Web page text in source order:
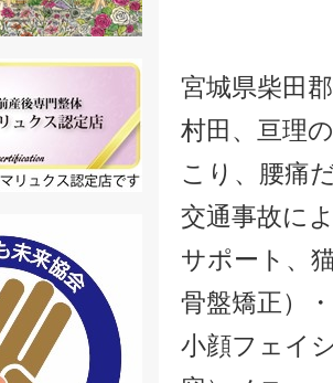
宮城県柴田
村田、亘理
こり、腰痛
交通事故に
サポート、
骨盤矯正）
小顔フェイ